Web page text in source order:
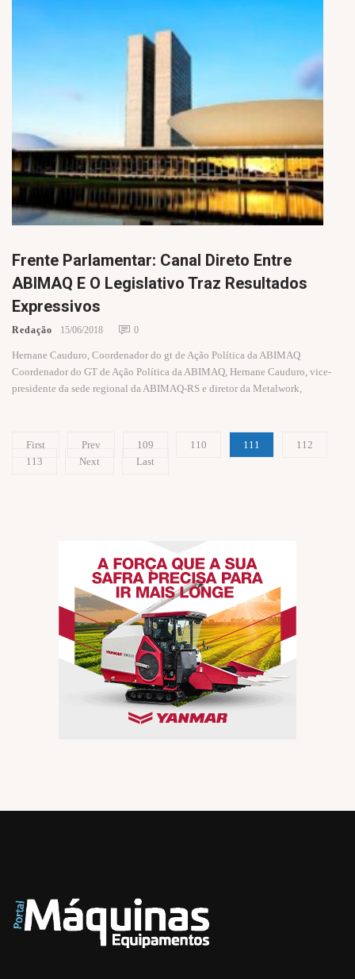
Frente Parlamentar: Canal Direto Entre
ABIMAQ E O Legislativo Traz Resultados
Expressivos
Redação 15/06/2018 0
Hernane Cauduro, Coordenador do gt de Ação Política da ABIMAQ
Coordenador do GT de Ação Política da ABIMAQ, Hernane Cauduro, vice-
presidente da sede regional da ABIMAQ-RS e diretor da Metalwork,
First Prev 109 110 111
112
113
Next Last